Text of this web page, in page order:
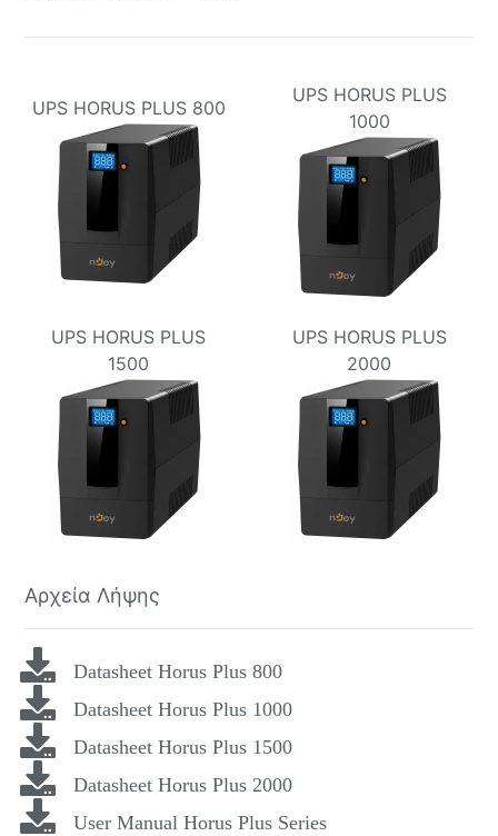
UPS HORUS PLUS 800
UPS HORUS PLUS
1000
UPS HORUS PLUS
1500
UPS HORUS PLUS
2000
Αρχεία Λήψης
Datasheet Horus Plus 800
Datasheet Horus Plus 1000
Datasheet Horus Plus 1500
Datasheet Horus Plus 2000
User Manual Horus Plus Series